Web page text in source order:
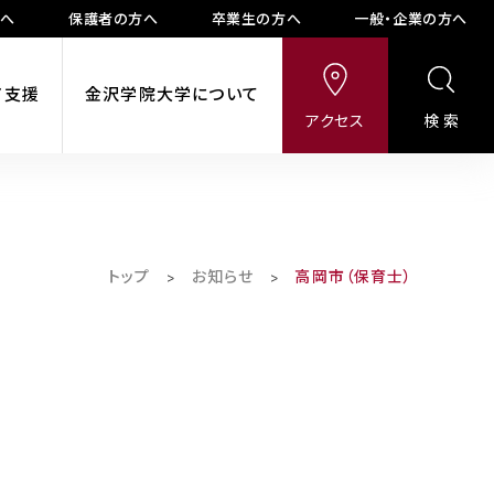
アクセス 検索
支援 金沢学院大学について
保護者の方へ 卒業生の方へ 一般・企業の方へ
トップ > お知らせ > 高岡市（保育士）